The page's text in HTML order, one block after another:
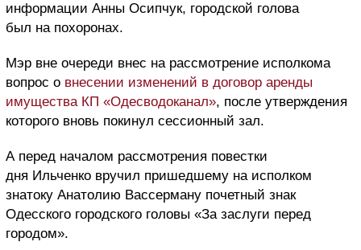
информации Анны Осипчук, городской голова
был на похоронах.
Мэр вне очереди внес на рассмотрение исполкома
вопрос о внесении изменений в договор аренды
имущества КП «Одесводоканал», после утверждения
которого вновь покинул сессионный зал.
А перед началом рассмотрения повестки
дня Ильченко вручил пришедшему на исполком
знатоку Анатолию Вассерману почетный знак
Одесского городского головы «За заслуги перед
городом».